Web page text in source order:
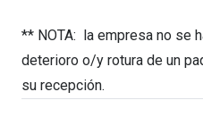
** NOTA: la empresa no se
deterioro o/y rotura de un
su recepción.